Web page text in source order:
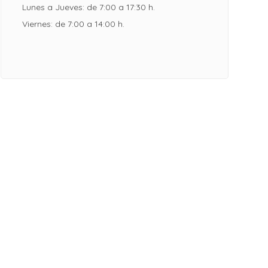
Lunes a Jueves: de 7:00 a 17:30 h.
Viernes: de 7:00 a 14:00 h.